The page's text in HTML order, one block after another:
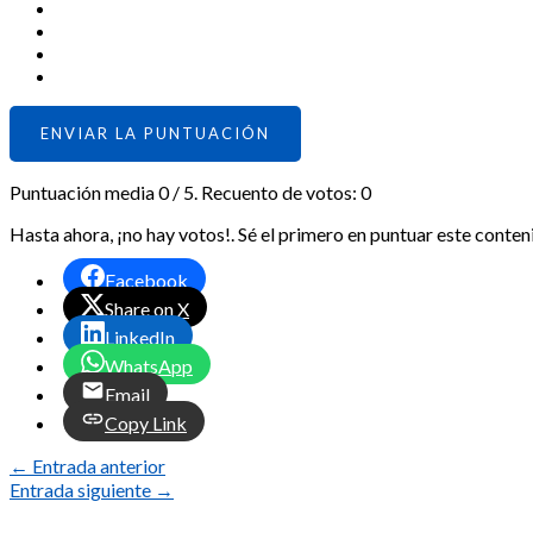
ENVIAR LA PUNTUACIÓN
Puntuación media0/ 5. Recuento de votos: 0
Hasta ahora, ¡no hay votos!. Sé el primero en puntuar este
Facebook
Share on X
LinkedIn
WhatsApp
Email
Copy Link
← Entrada anterior
Entrada siguiente →